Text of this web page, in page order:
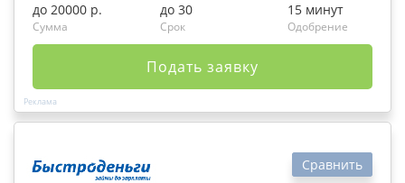
до 20000 р.
Сумма
до 30
Срок
15 минут
Одобрение
Подать заявку
Сравнить